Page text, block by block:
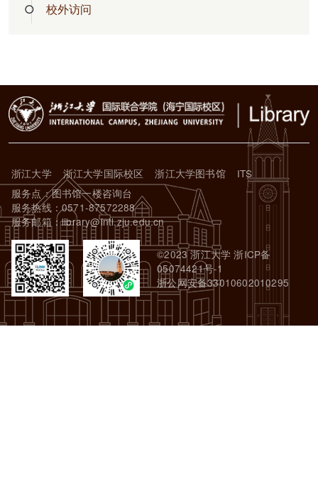
校外访问
浙江大学 浙江大学国际校区 浙江大学图书馆
ITS
服务点：图书馆一楼咨询台
服务热线：0571-87572288
服务邮箱：library@intl.zju.edu.cn
©2023 浙江大学 浙ICP备
05074421号-1
浙公网安备33010602010295